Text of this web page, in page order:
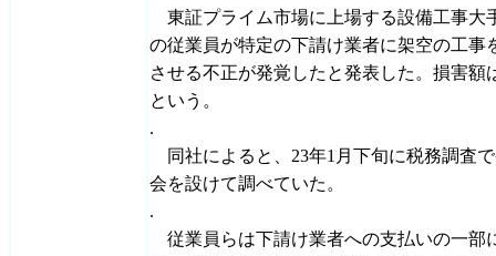
東証プライム市場に上場する設備工事大
の従業員が特定の下請け業者に架空の工
させる不正が発覚したと発表した。損害額
という。
.
同社によると、23年1月下旬に税務調査
会を設けて調べていた。
.
従業員らは下請け業者への支払いの一部